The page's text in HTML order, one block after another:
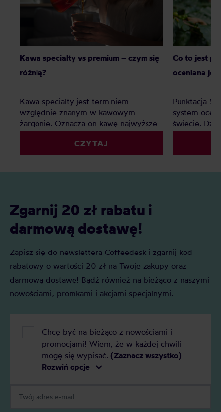
Kawa specialty vs premium – czym się
różnią?
Kawa specialty jest terminiem
względnie znanym w kawowym
żargonie. Oznacza on kawę najwyższej
jakości, jednak co z kawą premium?
Czy to tylko chwyt marketingowy czy
faktyczna ocena jakości? Z tego
domu?
CZYTAJ
Co to jest
oceniana
Punktacja
system
świecie.
palarnie i
kryteriów. Z
Zgarnij 20 zł rabatu i
darmową dostawę!
Zapisz się do newslettera Coffeedesk i zgarnij kod
rabatowy o wartości 20 zł na Twoje zakupy oraz
darmową dostawę! Bądź również na bieżąco z naszymi
nowościami, promkami i akcjami specjalnymi.
Chcę być na bieżąco z nowościami i
promocjami! Wiem, że w każdej chwili
mogę się wypisać. (Zaznacz wszystko)
Rozwiń opcje